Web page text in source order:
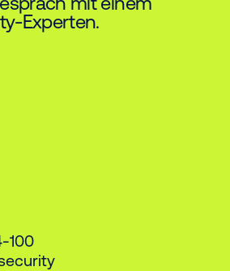
Experten.
100